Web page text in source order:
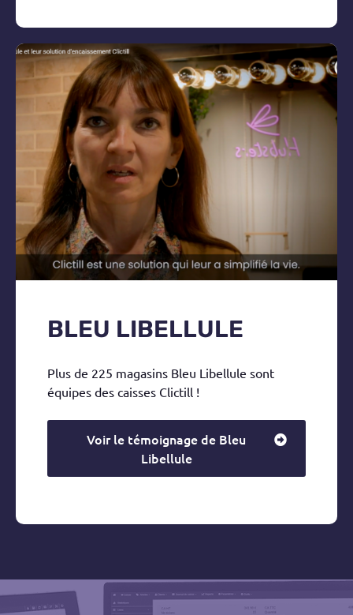
BLEU LIBELLULE
Plus de 225 magasins Bleu Libellule sont
équipes des caisses Clictill !
Voir le témoignage de Bleu
Libellule